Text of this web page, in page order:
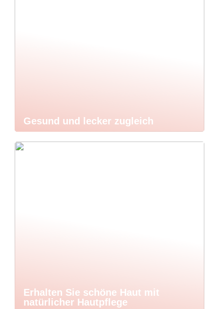
Gesund und lecker zugleich
Erhalten Sie schöne Haut mit
natürlicher Hautpflege